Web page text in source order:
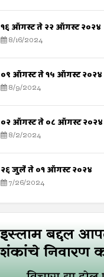
१६ ऑगस्ट ते २२ ऑगस्ट २०२४
8/16/2024
०९ ऑगस्ट ते १५ ऑगस्ट २०२४
8/9/2024
०२ ऑगस्ट ते ०८ ऑगस्ट २०२४
8/2/2024
२६ जुलै ते ०१ ऑगस्ट २०२४
7/26/2024